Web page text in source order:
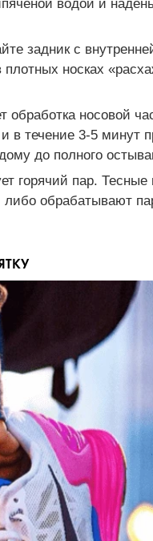
задник с
носках
носовой
течение 3-5 минут
до полного
горячий пар.
обрабатывают